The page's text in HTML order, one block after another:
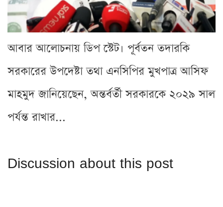
আবার আলোচনায় ডিপ স্টেট। পূর্বতন তদারকি
সরকারের উপদেষ্টা তথা এনসিপির মুখপাত্র আসিফ
মাহমুদ জানিয়েছেন, অন্তর্বর্তী সরকারকে ২০২৯ সাল
পর্যন্ত রাখার...
Discussion about this post